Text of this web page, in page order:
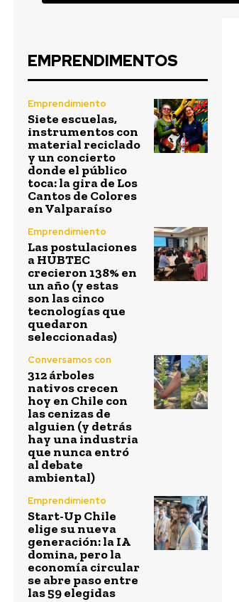
EMPRENDIMENTOS
Emprendimiento
Siete escuelas,
instrumentos con
material reciclado
y un concierto
donde el público
toca: la gira de Los
Cantos de Colores
en Valparaíso
Emprendimiento
Las postulaciones
a HUBTEC
crecieron 138% en
un año (y estas
son las cinco
tecnologías que
quedaron
seleccionadas)
Conversamos con
312 árboles
nativos crecen
hoy en Chile con
las cenizas de
alguien (y detrás
hay una industria
que nunca entró
al debate
ambiental)
Emprendimiento
Start-Up Chile
elige su nueva
generación: la IA
domina, pero la
economía circular
se abre paso entre
las 59 elegidas